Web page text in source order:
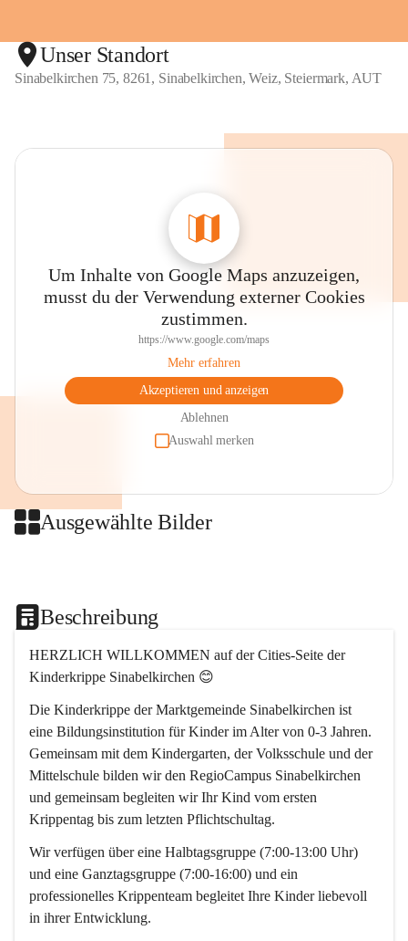
Unser Standort
Sinabelkirchen 75, 8261, Sinabelkirchen, Weiz, Steiermark, AUT
Um Inhalte von Google Maps anzuzeigen,
musst du der Verwendung externer Cookies
zustimmen.
https://www.google.com/maps
Mehr erfahren
Akzeptieren und anzeigen
Ablehnen
Auswahl merken
Ausgewählte Bilder
Beschreibung
HERZLICH WILLKOMMEN auf der Cities-Seite der
Kinderkrippe Sinabelkirchen 😊
Die Kinderkrippe der Marktgemeinde Sinabelkirchen ist
eine Bildungsinstitution für Kinder im Alter von 0-3 Jahren.
Gemeinsam mit dem Kindergarten, der Volksschule und der
Mittelschule bilden wir den RegioCampus Sinabelkirchen
und gemeinsam begleiten wir Ihr Kind vom ersten
Krippentag bis zum letzten Pflichtschultag.
Wir verfügen über eine Halbtagsgruppe (7:00-13:00 Uhr)
und eine Ganztagsgruppe (7:00-16:00) und ein
professionelles Krippenteam begleitet Ihre Kinder liebevoll
in ihrer Entwicklung.